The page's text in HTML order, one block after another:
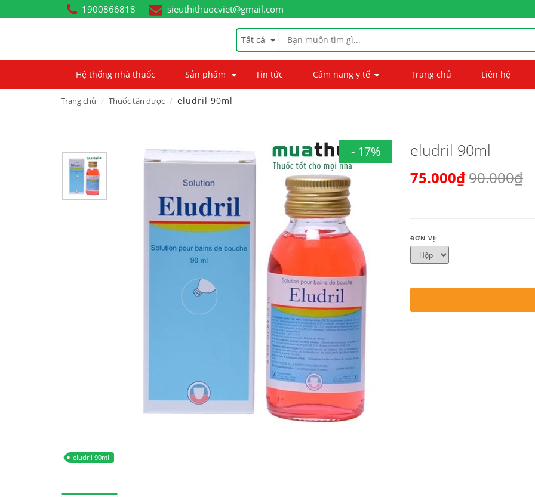
1900866818 sieuthithuocviet@gmail.com
Tất cả
Hệ thống nhà thuốc Sản phẩm Tin tức Cẩm nang y tế Trang chủ Liên hệ
Trang chủ Thuốc tân dược eludril 90ml
- 17%
eludril 90ml
eludril 90ml
75.000₫90.000₫
ĐƠN VỊ: